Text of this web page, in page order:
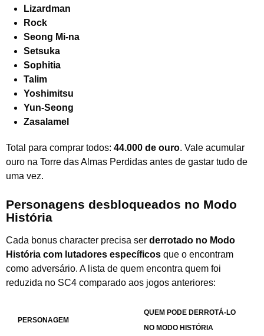
Lizardman
Rock
Seong Mi-na
Setsuka
Sophitia
Talim
Yoshimitsu
Yun-Seong
Zasalamel
Total para comprar todos: 44.000 de ouro. Vale acumular
ouro na Torre das Almas Perdidas antes de gastar tudo de
uma vez.
Personagens desbloqueados no Modo
História
Cada bonus character precisa ser derrotado no Modo
História com lutadores específicos que o encontram
como adversário. A lista de quem encontra quem foi
reduzida no SC4 comparado aos jogos anteriores:
PERSONAGEM
QUEM PODE DERROTÁ-LO
NO MODO HISTÓRIA